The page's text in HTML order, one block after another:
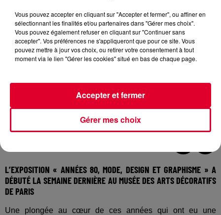
L’EXPOSITION « ANNÉES 80, MODE, DESIGN ET GRAPHISME » A
DÉBUTÉ LA SEMAINE DERNIÈRE AU MUSÉE DES ARTS DÉCORATIFS
DE PARIS
Une plongée au cœur de ces années qui ont eu une
Vous pouvez accepter en cliquant sur "Accepter et fermer", ou affiner en
sélectionnant les finalités et/ou partenaires dans "Gérer mes choix".
Vous pouvez également refuser en cliquant sur "Continuer sans
accepter". Vos préférences ne s'appliqueront que pour ce site. Vous
pouvez mettre à jour vos choix, ou retirer votre consentement à tout
moment via le lien "Gérer les cookies" situé en bas de chaque page.
Gérer mes choix
Accepter et fermer